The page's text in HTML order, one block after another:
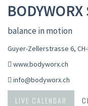
balance in motion
Guyer-Zellerstrasse 6,
www.bodyworx.ch
info@bodyworx.ch
LIVE CALENDAR